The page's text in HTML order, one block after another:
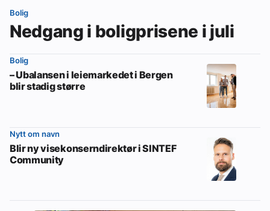
Bolig
Nedgang i boligprisene i juli
Bolig
– Ubalansen i leiemarkedet i Bergen
blir stadig større
Nytt om navn
Blir ny visekonserndirektør i SINTEF
Community